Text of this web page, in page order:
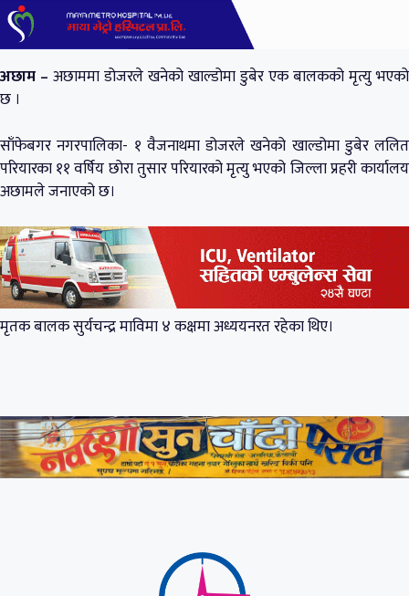
अछाम – अछाममा डोजरले खनेको खाल्डोमा डुबेर एक बालकको मृत्यु भएको
छ ।
साँफेबगर नगरपालिका- १ वैजनाथमा डोजरले खनेको खाल्डोमा डुबेर ललित
परियारका ११ वर्षिय छोरा तुसार परियारको मृत्यु भएको जिल्ला प्रहरी कार्यालय
अछामले जनाएको छ।
मृतक बालक सुर्यचन्द्र माविमा ४ कक्षमा अध्ययनरत रहेका थिए।